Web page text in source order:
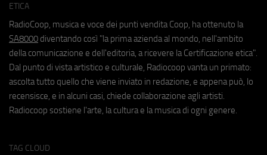
ETICA
RadioCoop, musica e voce dei punti vendita Coop, ha ottenuto la
SA8000 diventando così "la prima azienda al mondo, nell'ambito
della comunicazione e dell'editoria, a ricevere la Certificazione etica".
Dal punto di vista artistico e culturale, Radiocoop vanta un primato:
ascolta tutto quello che viene inviato in redazione, e appena può, lo
recensisce, e in alcuni casi, chiede collaborazione agli artisti.
Radiocoop sostiene l'arte, la cultura e la musica di ogni genere.
TAG CLOUD